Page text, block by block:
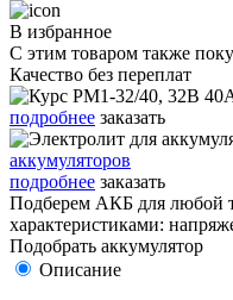
В избранное
С этим товаром также
Качество без переплат
подробнее заказать
аккумуляторов
подробнее заказать
Подберем АКБ для любой
характеристиками:
Подобрать аккумулятор
Описание